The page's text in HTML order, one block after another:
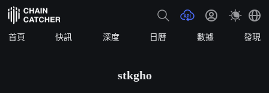
首頁 快訊 深度 日曆 數據 發現
stkgho